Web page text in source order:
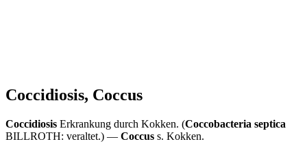
Coccidiosis, Coccus
Coccidiosis Erkrankung durch Kokken. (Coccobacteria septica
BILLROTH: veraltet.) — Coccus s. Kokken.